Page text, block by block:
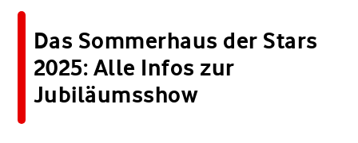
Das Sommerhaus der Stars
2025: Alle Infos zur
Jubiläumsshow